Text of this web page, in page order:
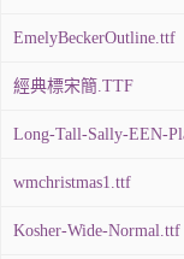
EmelyBeckerOutline.ttf
經典標宋簡.TTF
Long-Tall-Sally-EEN-
wmchristmas1.ttf
Kosher-Wide-Normal.ttf